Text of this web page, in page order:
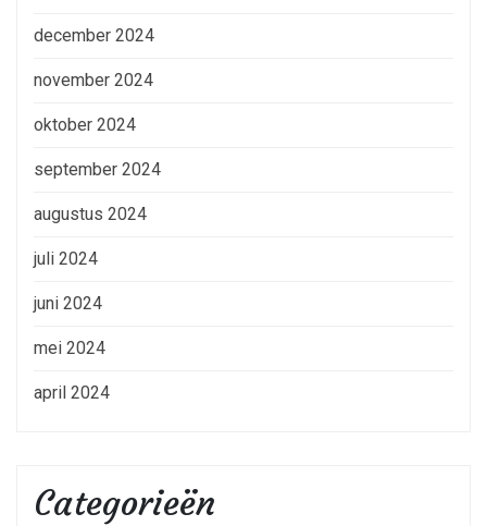
december 2024
november 2024
oktober 2024
september 2024
augustus 2024
juli 2024
juni 2024
mei 2024
april 2024
Categorieën